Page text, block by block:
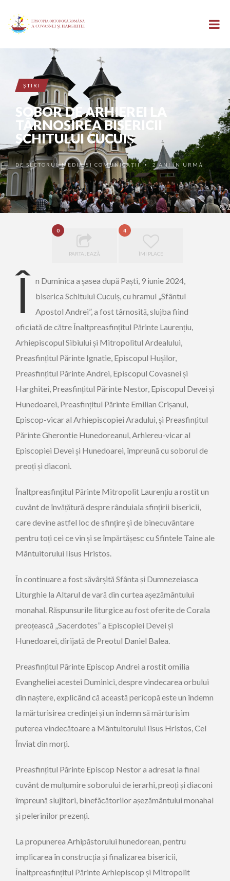
ŞTIRI
SOBOR DE ARHIEREI LA
TÂRNOSIREA BISERICII
SCHITULUI CUCUIȘ
DESECTORUL MEDIA ȘI COMUNICAȚII • 2 ANI ÎN URMĂ
0
PARTAJEAZĂ
4
ÎMI PLACE
Î n Duminica a șasea după Paști, 9 iunie 2024,
biserica Schitului Cucuiș, cu hramul „Sfântul
Apostol Andrei”, a fost târnosită, slujba fiind
oficiată de către Înaltpreasfințitul Părinte Laurențiu,
Arhiepiscopul Sibiului și Mitropolitul Ardealului,
Preasfințitul Părinte Ignatie, Episcopul Hușilor,
Preasfințitul Părinte Andrei, Episcopul Covasnei și
Harghitei, Preasfințitul Părinte Nestor, Episcopul Devei și
Hunedoarei, Preasfințitul Părinte Emilian Crișanul,
Episcop-vicar al Arhiepiscopiei Aradului, și Preasfințitul
Părinte Gherontie Hunedoreanul, Arhiereu-vicar al
Episcopiei Devei și Hunedoarei, împreună cu soborul de
preoți și diaconi.
Înaltpreasfințitul Părinte Mitropolit Laurențiu a rostit un
cuvânt de învățătură despre rânduiala sfințirii bisericii,
care devine astfel loc de sfințire și de binecuvântare
pentru toți cei ce vin și se împărtășesc cu Sfintele Taine ale
Mântuitorului Iisus Hristos.
În continuare a fost săvârșită Sfânta și Dumnezeiasca
Liturghie la Altarul de vară din curtea așezământului
monahal. Răspunsurile liturgice au fost oferite de Corala
preoțească „Sacerdotes” a Episcopiei Devei și
Hunedoarei, dirijată de Preotul Daniel Balea.
Preasfințitul Părinte Episcop Andrei a rostit omilia
Evangheliei acestei Duminici, despre vindecarea orbului
din naștere, explicând că această pericopă este un îndemn
la mărturisirea credinței și un îndemn să mărturisim
puterea vindecătoare a Mântuitorului Iisus Hristos, Cel
Înviat din morți.
Preasfințitul Părinte Episcop Nestor a adresat la final
cuvânt de mulțumire soborului de ierarhi, preoți și diaconi
împreună slujitori, binefăcătorilor așezământului monahal
și pelerinilor prezenți.
La propunerea Arhipăstorului hunedorean, pentru
implicarea în construcția și finalizarea bisericii,
Înaltpreasfințitul Părinte Arhiepiscop și Mitropolit